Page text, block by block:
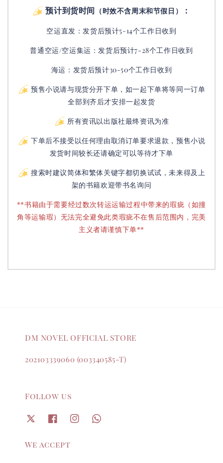
预计到货时间 （时效不含周末和节假日） ：
空运直发：发货后预计5-14个工作日收到
普通空运/空运集运：发货后预计7-28个工作日收到
海运：发货后预计30-50个工作日收到
预售小说请与现货分开下单，如一起下单将等同一订单
全部到齐后才安排一起发货
所有资讯以出版社最终资讯为准
下单后不接受以任何理由取消订单要求退款，预售小说
发货时间较长还请确定可以等待才下单
搜索时建议简体和繁体关键字都切换试试，未来得及上
架的书籍欢迎带书名询问
**书籍由于需要经过数次转运运输过程中带来的瑕疵（如撞
角等运输瑕）无法完全避免此类瑕疵不在售后范围内，完美
主义者请谨慎下单**
DM NOVEL OFFICIAL STORE
202103339060 (003340585-T)
Follow us
We accept